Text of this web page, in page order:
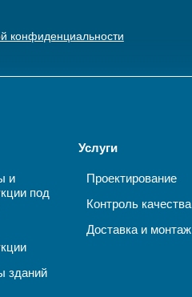
конфиденциальности
и
под
зданий
Услуги
Проектирование
Контроль качества
Доставка и монтаж